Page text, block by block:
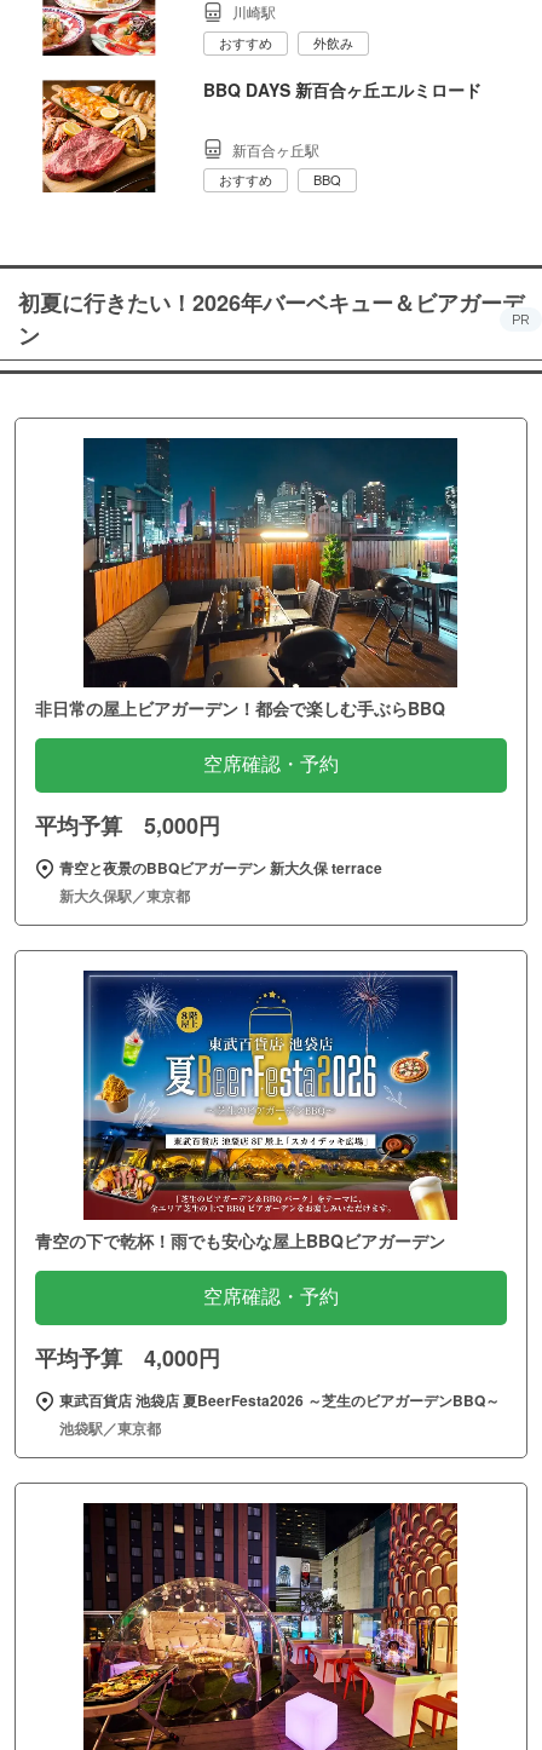
川崎駅
おすすめ 外飲み
BBQ DAYS 新百合ヶ丘エルミロード
新百合ヶ丘駅
おすすめ BBQ
初夏に行きたい！2026年バーベキュー＆ビアガーデ
ン
PR
非日常の屋上ビアガーデン！都会で楽しむ手ぶらBBQ
空席確認・予約
平均予算 5,000円
青空と夜景のBBQビアガーデン 新大久保 terrace
新大久保駅／東京都
青空の下で乾杯！雨でも安心な屋上BBQビアガーデン
空席確認・予約
平均予算 4,000円
東武百貨店 池袋店 夏BeerFesta2026 ～芝生のビアガーデンBBQ～
池袋駅／東京都